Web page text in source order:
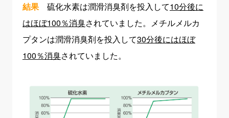
結果硫化水素は潤滑消臭剤を投入して10分後に
はほぼ100％消臭されていました。メチルメルカ
プタンは潤滑消臭剤を投入して30分後にはほぼ
100％消臭されていました。